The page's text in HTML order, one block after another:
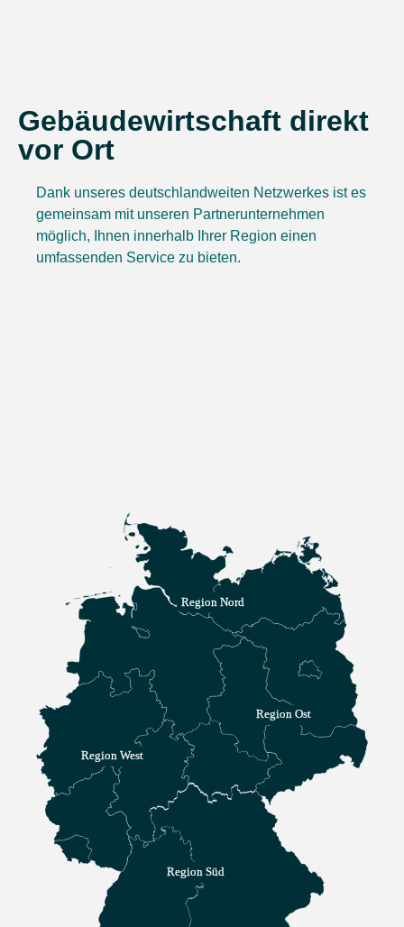
Gebäudewirtschaft direkt
vor Ort
Dank unseres deutschlandweiten Netzwerkes ist es
gemeinsam mit unseren Partnerunternehmen
möglich, Ihnen innerhalb Ihrer Region einen
umfassenden Service zu bieten.
Region Nord
Region Ost
Region Süd
Region West